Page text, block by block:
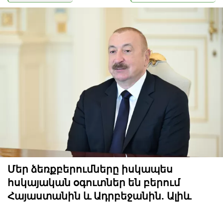
Մեր ձեռքբերումները իսկապես
հսկայական օգուտներ են բերում
Հայաստանին և Ադրբեջանին. Ալիև